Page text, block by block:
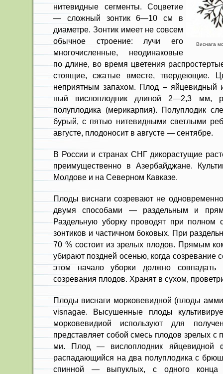
Виснага
нитевидные сегменты. Соцветие
— сложный зонтик 6—10 см в
диаметре. Зонтик имеет не совсем
обычное строение: лучи его
многочисленные, неодинаковые
по дли­не, во время цветения
стоящие, сжатые вместе, твердеющие.
неприятным запахом. Плод – яйцевидный
ный вислоплодник длиной 2—2,3 мм,
полуплодика (мерикарпия). Полуплодик
бурый, с пятью ните­видными светлыми
августе, плодоносит в авгус­те — сентябре.
В России и странах СНГ дикорастущие
пре­имущественно в Азербайджане.
Молдове и на Северном Кавказе.
Плоды виснаги созревают не
дву­мя способами — раздельным и
Раздельную уборку проводят при полном
зонтиков и частичном боко­вых. При
70 % состоит из зрелых плодов. Прямым
убирают поздней осенью, когда созре­вание
этом начало уборки должно совпадать
созревания плодов. Хранят в сухом,
Плоды виснаги морковевидной (плоды
visnagae. Высушенные плоды
морковевидиой ис­пользуют для
представляет собой смесь пло­дов зрелых
ми. Плод — вислоплодник яйцевидной
распадающий­ся на два полуплодика с
спинной — выпук­лых, с одного конца